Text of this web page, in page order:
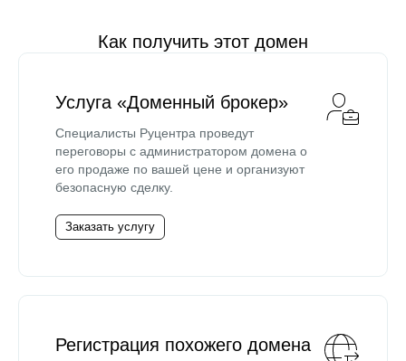
Как получить этот домен
Услуга «Доменный брокер»
Специалисты Руцентра проведут
переговоры с администратором домена о
его продаже по вашей цене и организуют
безопасную сделку.
Заказать услугу
Регистрация похожего домена